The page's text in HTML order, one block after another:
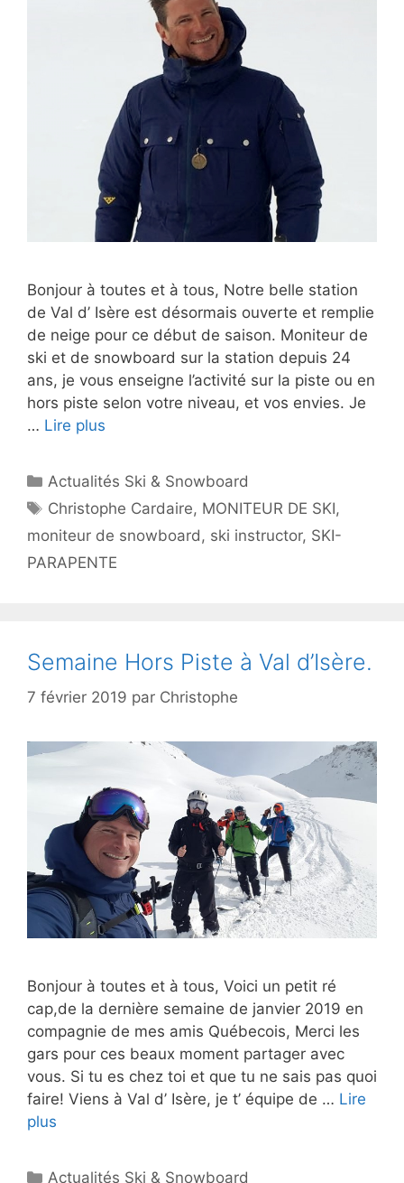
Bonjour à toutes et à tous, Notre belle station
de Val d’ Isère est désormais ouverte et remplie
de neige pour ce début de saison. Moniteur de
ski et de snowboard sur la station depuis 24
ans, je vous enseigne l’activité sur la piste ou en
hors piste selon votre niveau, et vos envies. Je
… Lire plus
Catégories
Actualités Ski & Snowboard
Étiquettes
Christophe Cardaire, MONITEUR DE SKI,
moniteur de snowboard, ski instructor, SKI-
PARAPENTE
Semaine Hors Piste à Val d’Isère.
7 février 2019 par Christophe
Bonjour à toutes et à tous, Voici un petit ré
cap,de la dernière semaine de janvier 2019 en
compagnie de mes amis Québecois, Merci les
gars pour ces beaux moment partager avec
vous. Si tu es chez toi et que tu ne sais pas quoi
faire! Viens à Val d’ Isère, je t’ équipe de … Lire
plus
Catégories
Actualités Ski & Snowboard